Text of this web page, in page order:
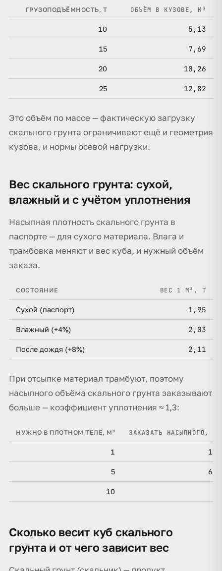
ГРУЗОПОДЪЁМНОСТЬ, Т ОБЪЁМ В КУЗОВЕ, М³
10 5,13
15 7,69
20 10,26
25 12,82
Это объём по массе — фактическую загрузку
скального грунта ограничивают ещё и геометрия
кузова, и нормы осевой нагрузки.
Вес скального грунта: сухой,
влажный и с учётом уплотнения
Насыпная плотность скального грунта в
паспорте — для сухого материала. Влага и
трамбовка меняют и вес куба, и нужный объём
заказа.
СОСТОЯНИЕ ВЕС 1 М³, Т
Сухой (паспорт) 1,95
Влажный (+4%) 2,03
После дождя (+8%) 2,11
При отсыпке материал трамбуют, поэтому
насыпного объёма скального грунта заказывают
больше — коэффициент уплотнения ≈ 1,3:
НУЖНО В ПЛОТНОМ ТЕЛЕ, М³ ЗАКАЗАТЬ НАСЫПНОГО, М³
1 1,3
5 6,5
10
Сколько весит куб скального
грунта и от чего зависит вес